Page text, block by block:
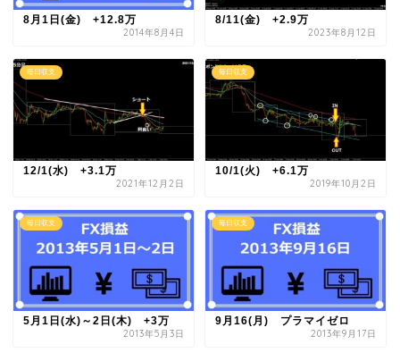
8月1日(金) +12.8万
2014年8月4日
8/11(金) +2.9万
2023年8月12日
毎日収支
12/1(水) +3.1万
2021年12月2日
毎日収支
10/1(火) +6.1万
2019年10月2日
毎日収支
5月1日(水)～2日(木) +3万
2013年5月3日
毎日収支
9月16(月) プラマイゼロ
2013年9月17日